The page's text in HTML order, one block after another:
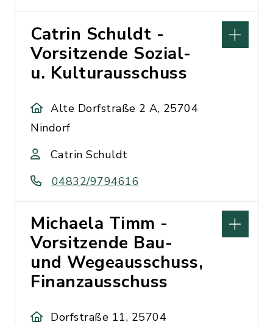
Catrin Schuldt -
Vorsitzende Sozial-
u. Kulturausschuss
Alte Dorfstraße 2 A, 25704
Nindorf
Catrin Schuldt
04832/9794616
Michaela Timm -
Vorsitzende Bau-
und Wegeausschuss,
Finanzausschuss
Dorfstraße 11, 25704